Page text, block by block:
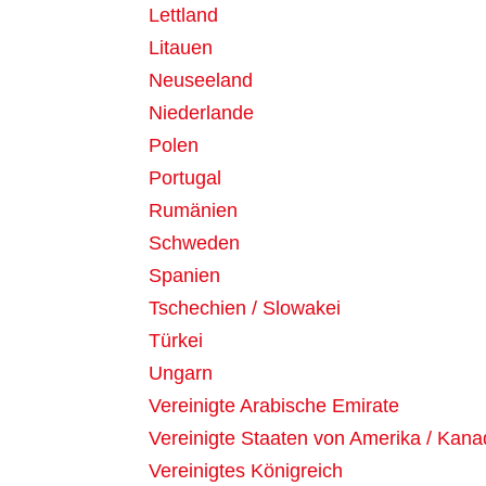
Lettland
Litauen
Neuseeland
Niederlande
Polen
Portugal
Rumänien
Schweden
Spanien
Tschechien / Slowakei
Türkei
Ungarn
Vereinigte Arabische Emirate
Vereinigte Staaten von Amerika /
Vereinigtes Königreich